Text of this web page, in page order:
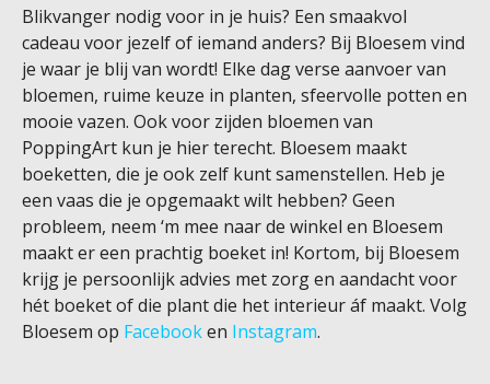
Blikvanger nodig voor in je huis? Een smaakvol
cadeau voor jezelf of iemand anders? Bij Bloesem vind
je waar je blij van wordt! Elke dag verse aanvoer van
bloemen, ruime keuze in planten, sfeervolle potten en
mooie vazen. Ook voor zijden bloemen van
PoppingArt kun je hier terecht. Bloesem maakt
boeketten, die je ook zelf kunt samenstellen. Heb je
een vaas die je opgemaakt wilt hebben? Geen
probleem, neem ‘m mee naar de winkel en Bloesem
maakt er een prachtig boeket in! Kortom, bij Bloesem
krijg je persoonlijk advies met zorg en aandacht voor
hét boeket of die plant die het interieur áf maakt. Volg
Bloesem op Facebooken Instagram.